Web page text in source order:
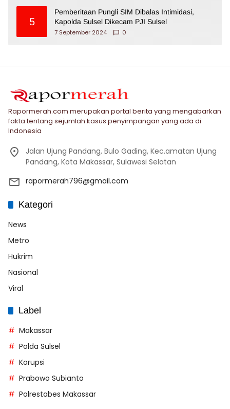
5
Pemberitaan Pungli SIM Dibalas Intimidasi,
Kapolda Sulsel Dikecam PJI Sulsel
7 September 2024
0
Rapormerah.com merupakan portal berita yang mengabarkan
fakta tentang sejumlah kasus penyimpangan yang ada di
Indonesia
Jalan Ujung Pandang, Bulo Gading, Kec.amatan Ujung
Pandang, Kota Makassar, Sulawesi Selatan
rapormerah796@gmail.com
Kategori
News
Metro
Hukrim
Nasional
Viral
Label
Makassar
Polda Sulsel
Korupsi
Prabowo Subianto
Polrestabes Makassar